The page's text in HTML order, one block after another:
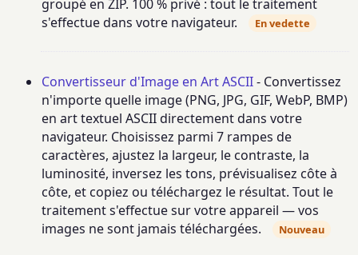
groupé en ZIP. 100 % privé : tout le traitement
s'effectue dans votre navigateur.
En vedette
Convertisseur d'Image en Art ASCII- Convertissez
n'importe quelle image (PNG, JPG, GIF, WebP, BMP)
en art textuel ASCII directement dans votre
navigateur. Choisissez parmi 7 rampes de
caractères, ajustez la largeur, le contraste, la
luminosité, inversez les tons, prévisualisez côte à
côte, et copiez ou téléchargez le résultat. Tout le
traitement s'effectue sur votre appareil — vos
images ne sont jamais téléchargées.
Nouveau